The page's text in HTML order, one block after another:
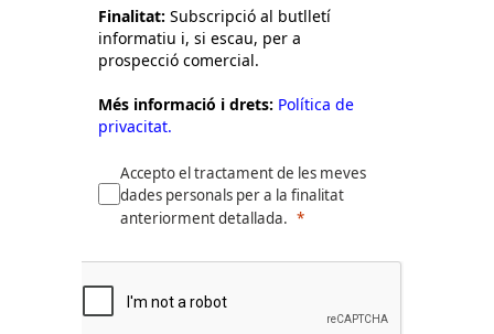
Finalitat: Subscripció al butlletí
informatiu i, si escau, per a
prospecció comercial.
Més informació i drets: Política de
privacitat.
Accepto el tractament de les meves
dades personals per a la finalitat
anteriorment detallada.